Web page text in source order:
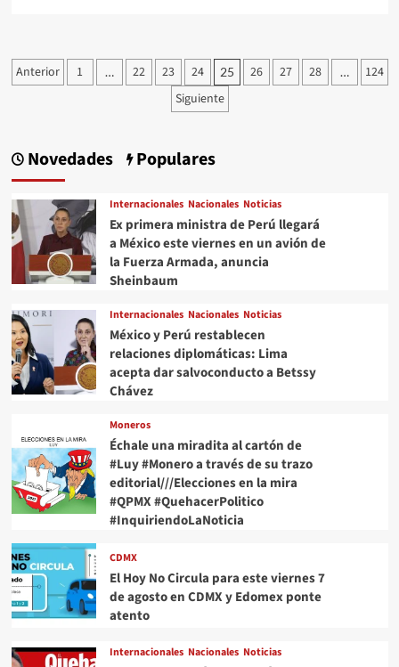
confirma
la
Mollinedo
niega
motivación
electoral
Paginación
Anterior 1 … 22 23 24 25 26 27 28 …
124
Siguiente
Novedades Populares
Internacionales Nacionales Noticias
Ex primera ministra de Perú llegará
a México este viernes en un avión de
la Fuerza Armada, anuncia
Sheinbaum
Internacionales Nacionales Noticias
México y Perú restablecen
relaciones diplomáticas: Lima
acepta dar salvoconducto a Betssy
Chávez
Moneros
Échale una miradita al cartón de
#Luy #Monero a través de su trazo
editorial///Elecciones en la mira
#QPMX #QuehacerPolitico
#InquiriendoLaNoticia
CDMX
El Hoy No Circula para este viernes 7
de agosto en CDMX y Edomex ponte
atento
Internacionales Nacionales Noticias